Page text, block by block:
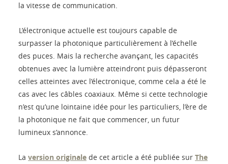
la vitesse de communication.
L’électronique actuelle est toujours capable de
surpasser la photonique particulièrement à l’échelle
des puces. Mais la recherche avançant, les capacités
obtenues avec la lumière atteindront puis dépasseront
celles atteintes avec l’électronique, comme cela a été le
cas avec les câbles coaxiaux. Même si cette technologie
n’est qu’une lointaine idée pour les particuliers, l’ère de
la photonique ne fait que commencer, un futur
lumineux s’annonce.
La version originale de cet article a été publiée sur The